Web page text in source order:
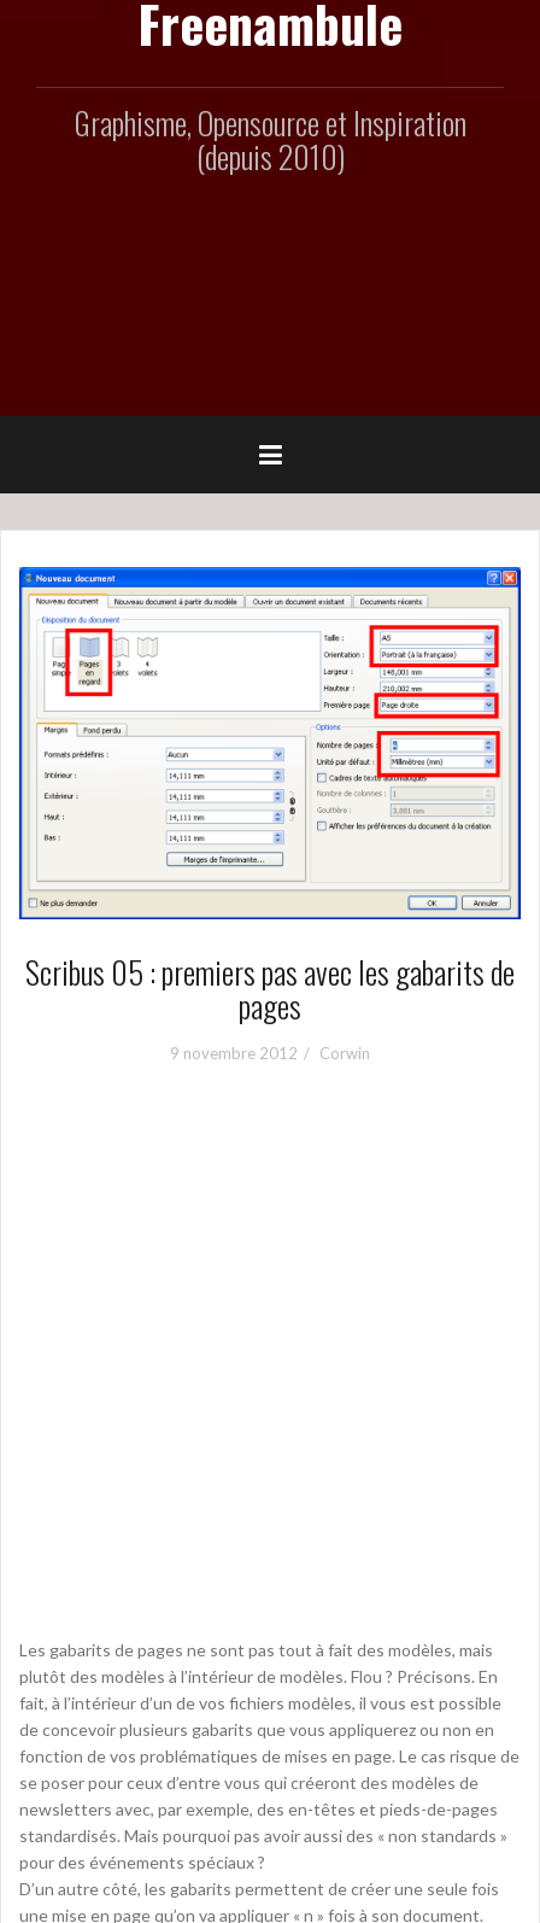
Freenambule
Graphisme, Opensource et Inspiration
(depuis 2010)
Scribus 05 : premiers pas avec les gabarits de
pages
9 novembre 2012 Corwin
Les gabarits de pages ne sont pas tout à fait des modèles, mais
plutôt des modèles à l’intérieur de modèles. Flou ? Précisons. En
fait, à l’intérieur d’un de vos fichiers modèles, il vous est possible
de concevoir plusieurs gabarits que vous appliquerez ou non en
fonction de vos problématiques de mises en page. Le cas risque de
se poser pour ceux d’entre vous qui créeront des modèles de
newsletters avec, par exemple, des en-têtes et pieds-de-pages
standardisés. Mais pourquoi pas avoir aussi des « non standards »
pour des événements spéciaux ?
D’un autre côté, les gabarits permettent de créer une seule fois
une mise en page qu’on va appliquer « n » fois à son document.